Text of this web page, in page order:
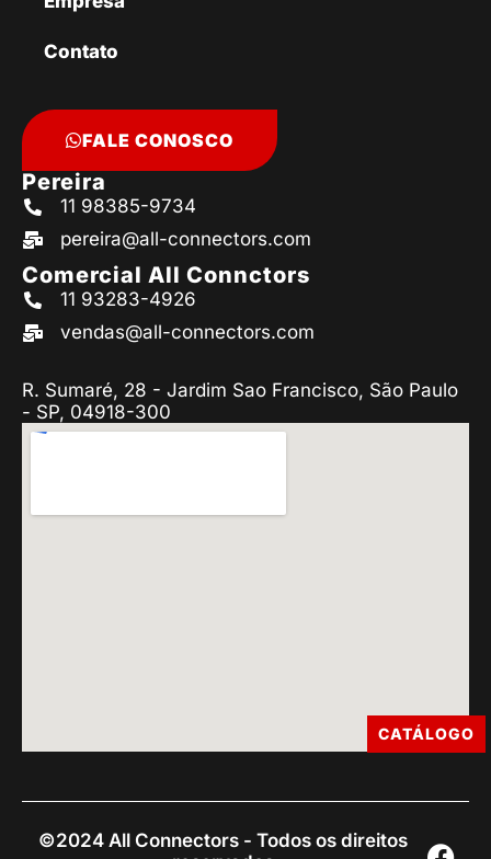
Contato
FALE CONOSCO
Pereira
11 98385-9734
pereira@all-connectors.com
Comercial All Connctors
11 93283-4926
vendas@all-connectors.com
R. Sumaré, 28 - Jardim Sao Francisco, São Paulo
- SP, 04918-300
©2024 All Connectors - Todos os direitos
CATÁLOGO